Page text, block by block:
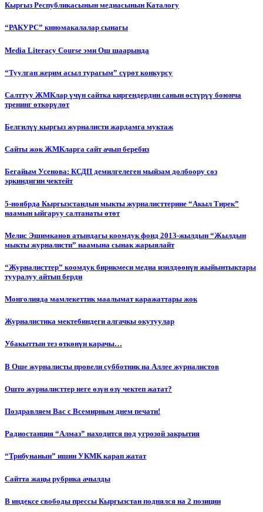
Кыргыз Республикасынын медиасынын Каталогу
“РАКУРС” киномакалалар сынагы
Media Literacy Сourse эми Ош шаарында
“Туулган жерим асыл турагым” сүрөт конкурсу
Салттуу ЖМКлар үчүн сайтка киргендердин санын өстүрүү боюнча
тренинг өткөрүлөт
Белгилүү кыргыз журналисти жардамга муктаж
Сайты жок ЖМКларга сайт ачып беребиз
Бегайым Усенова: КСДП демилгелеген мыйзам долбоору сөз
эркиндигин чектейт
5-ноябрда Кыргызстандын мыкты журналисттерине “Акыл Тирек”
наамын ыйгаруу салтанаты өтөт
Мелис Эшимканов атындагы коомдук фонд 2013-жылдын “Жылдын
мыкты журналисти” наамына сынак жарыялайт
“Журналисттер” коомдук бирикмеси медиа изилдөөнүн жыйынтыктары
тууралуу айтып берди
Монголияда мамлекеттик маалымат каражаттары жок
Журналистика мектебиндеги алгачкы окутуулар
Убакыттын тез өткөнүн карачы…
В Оше журналисты провели субботник на Аллее журналистов
Ошто журналисттер неге өзүн өзү чектеп жатат?
Поздравляем Вас с Всемирным днем печати!
Радиостанция “Алмаз” находится под угрозой закрытия
“Трибунанын” ишин УКМК карап жатат
Сайтта жаңы рубрика ачылды
В индексе свободы прессы Кыргызстан поднялся на 2 позиции